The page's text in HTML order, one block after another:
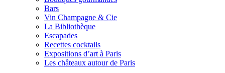
Bars
Vin Champagne & Cie
La Bibliothèque
Escapades
Recettes cocktails
Expositions d’art à Paris
Les châteaux autour de Paris